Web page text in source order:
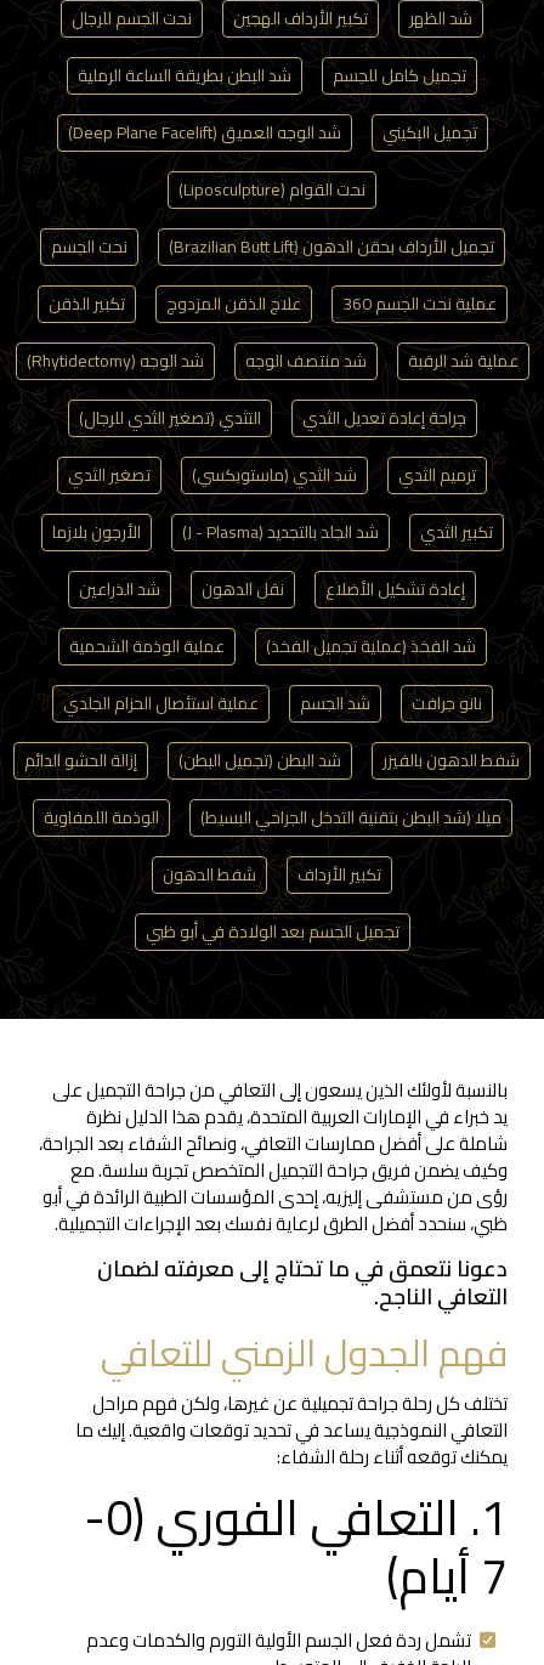
شد الظهر
تكبير الأرداف الهجين
نحت الجسم للرجال
تجميل كامل للجسم
شد البطن بطريقة الساعة الرملية
تجميل البكيني
شد الوجه العميق (Deep Plane Facelift)
نحت القوام (Liposculpture)
تجميل الأرداف بحقن الدهون (Brazilian Butt Lift)
نحت الجسم
عملية نحت الجسم 360
علاج الذقن المزدوج
تكبير الذقن
عملية شد الرقبة
شد منتصف الوجه
شد الوجه (Rhytidectomy)
جراحة إعادة تعديل الثدي
التثدي (تصغير الثدي للرجال)
ترميم الثدي
شد الثدي (ماستوبكسي)
تصغير الثدي
تكبير الثدي
شد الجلد بالتجديد (J - Plasma)
الأرجون بلازما
إعادة تشكيل الأضلاع
نقل الدهون
شد الذراعين
شد الفخذ (عملية تجميل الفخذ)
عملية الوذمة الشحمية
نانو جرافت
شد الجسم
عملية استئصال الحزام الجلدي
شفط الدهون بالفيزر
شد البطن (تجميل البطن)
إزالة الحشو الدائم
ميلا (شد البطن بتقنية التدخل الجراحي البسيط)
الوذمة اللمفاوية
تكبير الأرداف
شفط الدهون
تجميل الجسم بعد الولادة في أبو ظبي
بالنسبة لأولئك الذين يسعون إلى التعافي من جراحة التجميل على
يد خبراء في الإمارات العربية المتحدة، يقدم هذا الدليل نظرة
شاملة على أفضل ممارسات التعافي، ونصائح الشفاء بعد الجراحة،
وكيف يضمن فريق جراحة التجميل المتخصص تجربة سلسة. مع
رؤى من مستشفى إليزيه، إحدى المؤسسات الطبية الرائدة في أبو
ظبي، سنحدد أفضل الطرق لرعاية نفسك بعد الإجراءات التجميلية.
دعونا نتعمق في ما تحتاج إلى معرفته لضمان
التعافي الناجح.
فهم الجدول الزمني للتعافي
تختلف كل رحلة جراحة تجميلية عن غيرها، ولكن فهم مراحل
التعافي النموذجية يساعد في تحديد توقعات واقعية. إليك ما
يمكنك توقعه أثناء رحلة الشفاء:
1. التعافي الفوري (0-
7 أيام)
تشمل ردة فعل الجسم الأولية التورم والكدمات وعدم